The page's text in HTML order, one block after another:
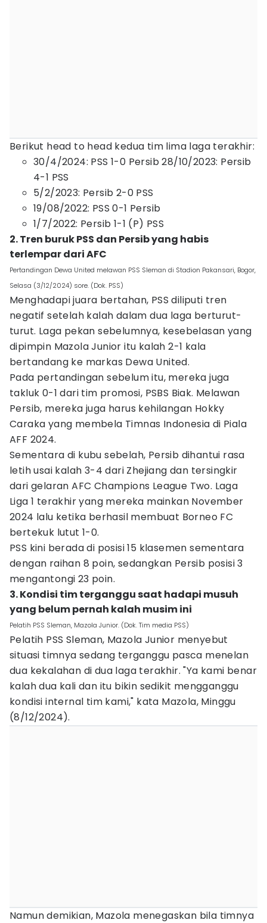
Berikut head to head kedua tim lima laga terakhir:
30/4/2024: PSS 1-0 Persib 28/10/2023: Persib
4-1 PSS
5/2/2023: Persib 2-0 PSS
19/08/2022: PSS 0-1 Persib
1/7/2022: Persib 1-1 (P) PSS
2. Tren buruk PSS dan Persib yang habis
terlempar dari AFC
Pertandingan Dewa United melawan PSS Sleman di Stadion Pakansari, Bogor,
Selasa (3/12/2024) sore. (Dok. PSS)
Menghadapi juara bertahan, PSS diliputi tren
negatif setelah kalah dalam dua laga berturut-
turut. Laga pekan sebelumnya, kesebelasan yang
dipimpin Mazola Junior itu kalah 2-1 kala
bertandang ke markas Dewa United.
Pada pertandingan sebelum itu, mereka juga
takluk 0-1 dari tim promosi, PSBS Biak. Melawan
Persib, mereka juga harus kehilangan Hokky
Caraka yang membela Timnas Indonesia di Piala
AFF 2024.
Sementara di kubu sebelah, Persib dihantui rasa
letih usai kalah 3-4 dari Zhejiang dan tersingkir
dari gelaran AFC Champions League Two. Laga
Liga 1 terakhir yang mereka mainkan November
2024 lalu ketika berhasil membuat Borneo FC
bertekuk lutut 1-0.
PSS kini berada di posisi 15 klasemen sementara
dengan raihan 8 poin, sedangkan Persib posisi 3
mengantongi 23 poin.
3. Kondisi tim terganggu saat hadapi musuh
yang belum pernah kalah musim ini
Pelatih PSS Sleman, Mazola Junior. (Dok. Tim media PSS)
Pelatih PSS Sleman, Mazola Junior menyebut
situasi timnya sedang terganggu pasca menelan
dua kekalahan di dua laga terakhir. "Ya kami benar
kalah dua kali dan itu bikin sedikit mengganggu
kondisi internal tim kami," kata Mazola, Minggu
(8/12/2024).
Namun demikian, Mazola menegaskan bila timnya